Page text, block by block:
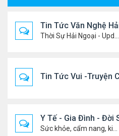
Tin Tức Văn Nghệ
Tin Tức Vui -Truyện
Y Tế - Gia Đình - Đời